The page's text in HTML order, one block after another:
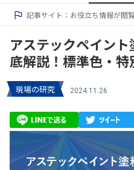
記事サイト：お役立ち情報が閲
アステックペイン
底解説！標準色・
現場の研究 2024.11.26